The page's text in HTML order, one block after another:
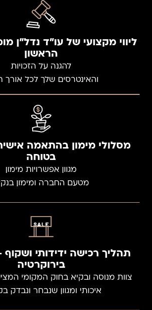
ליווי מקצועי של עו"ד נדל"ן
הראשון
להגנה על הזכויות
והאינטרסים שלך לכל אורך
מסלולי מימון בהתאמה
בטוחה
מגוון אפשרויות מימון
מטעם החברה ומימון
תהליך רכישה ידידותי ושקוף
בירוקרטיה
צוות מנוסה ובקיא בחוק המקומי
איכותי ומגוון שנבחר ונבדק